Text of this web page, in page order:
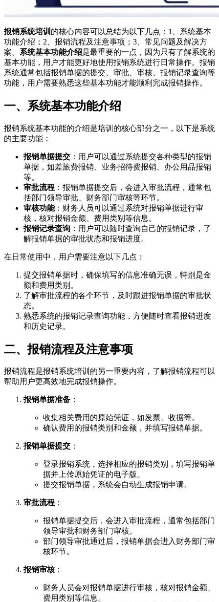
报销系统培训 的核心内容可以总结为以下几点：1、系统基本
功能介绍；2、报销流程及注意事项；3、常见问题及解决方
案。 系统基本功能介绍是最重要的一点，因为只有了解系统的
基本功能，用户才能更好地使用报销系统进行日常操作。报销
系统通常包括报销单据的提交、审批、审核、报销记录查询等
功能，用户需要熟悉这些基本功能才能顺利完成报销操作。
一、系统基本功能介绍
报销系统基本功能的介绍是培训的核心部分之一，以下是系统
的主要功能：
报销单据提交 ：用户可以通过系统提交各种类型的报销
单据，如差旅费报销、业务招待费报销、办公用品报销
等。
审批流程 ：报销单据提交后，会进入审批流程，通常包
括部门领导审批、财务部门审核等环节。
审核功能：财务人员可以通过系统对报销单据进行审
核，核对报销金额、费用类别等信息。
报销记录查询 ：用户可以随时查询自己的报销记录，了
解报销单据的审批状态和报销进度。
在日常使用中，用户需要注意以下几点：
提交报销单据时，确保填写的信息准确无误，特别是金
额和费用类别。
了解审批流程的各个环节，及时跟进报销单据的审批状
态。
熟悉系统的报销记录查询功能，方便随时查看报销进度
和历史记录。
二、报销流程及注意事项
报销流程是报销系统培训的另一重要内容，了解报销流程可以
帮助用户更高效地完成报销操作。
报销单据准备 ：
收集相关费用的原始凭证，如发票、收据等。
确认费用的报销类别和金额，并填写报销单据。
报销单据提交 ：
登录报销系统，选择相应的报销类别，填写报销单
据并上传原始凭证的电子版。
提交报销单据，系统会自动生成报销申请。
审批流程 ：
报销单据提交后，会进入审批流程，通常包括部门
领导审批和财务部门审核。
部门领导审批通过后，报销单据会进入财务部门审
核环节。
报销审核：
财务人员会对报销单据进行审核，核对报销金额、
费用类别等信息。